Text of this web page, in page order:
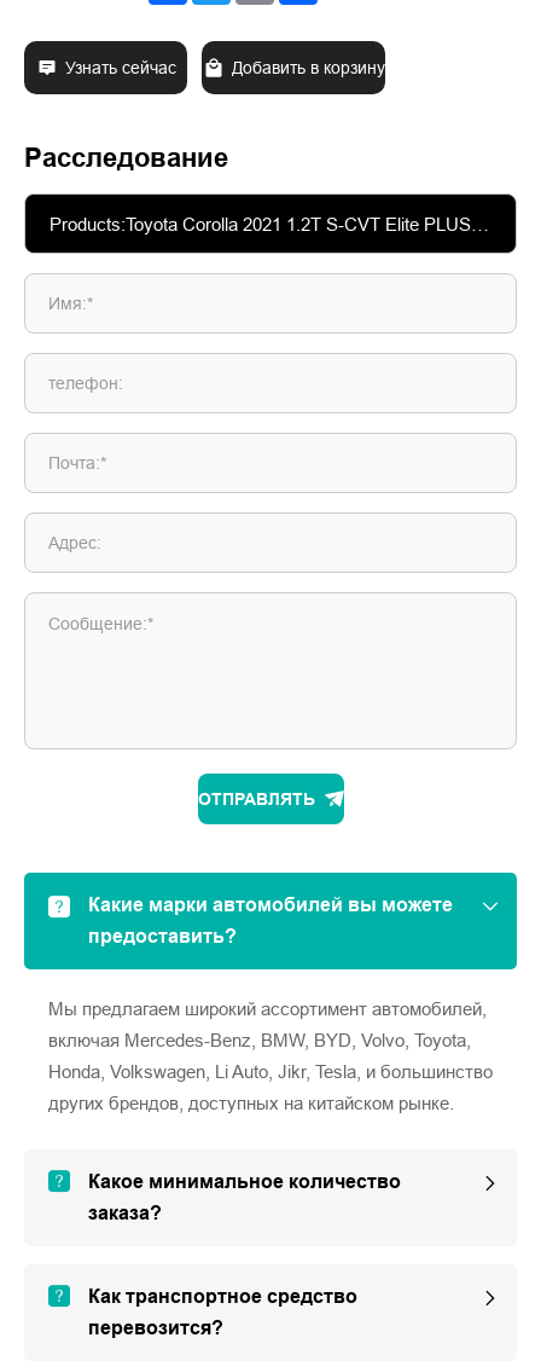
Узнать сейчас Добавить в корзину
Расследование
Имя:*
телефон:
Почта:*
Адрес:
Сообщение:*
ОТПРАВЛЯТЬ
Какие марки автомобилей вы можете
предоставить?
Мы предлагаем широкий ассортимент автомобилей,
включая Mercedes-Benz, BMW, BYD, Volvo, Toyota,
Honda, Volkswagen, Li Auto, Jikr, Tesla, и большинство
других брендов, доступных на китайском рынке.
Какое минимальное количество
заказа?
Как транспортное средство
перевозится?